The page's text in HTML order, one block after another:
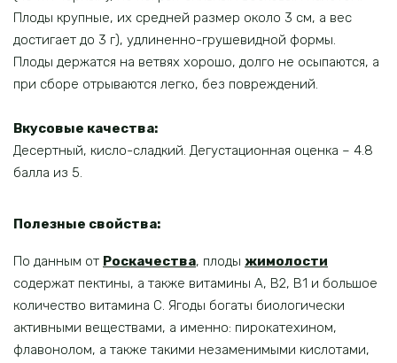
Плоды крупные, их средней размер около 3 см, а вес
достигает до 3 г), удлиненно-грушевидной формы.
Плоды держатся на ветвях хорошо, долго не осыпаются, а
при сборе отрываются легко, без повреждений.
Вкусовые качества:
Десертный, кисло-сладкий. Дегустационная оценка – 4.8
балла из 5.
Полезные свойства:
По данным от Роскачества, плоды жимолости
содержат пектины, а также витамины А, В2, B1 и большое
количество витамина С. Ягоды богаты биологически
активными веществами, а именно: пирокатехином,
флавонолом, а также такими незаменимыми кислотами,